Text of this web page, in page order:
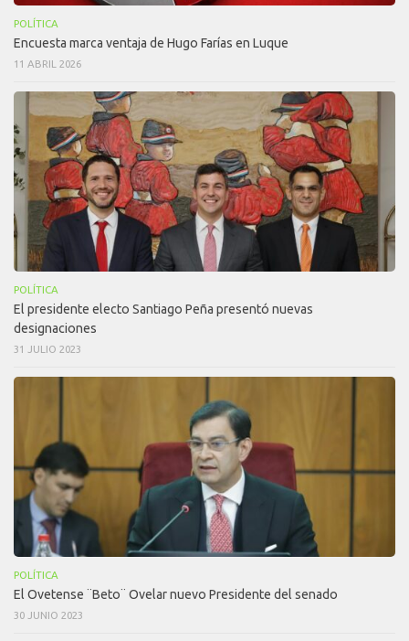
POLÍTICA
Encuesta marca ventaja de Hugo Farías en Luque
11 ABRIL 2026
POLÍTICA
El presidente electo Santiago Peña presentó nuevas
designaciones
31 JULIO 2023
POLÍTICA
El Ovetense ¨Beto¨ Ovelar nuevo Presidente del senado
30 JUNIO 2023